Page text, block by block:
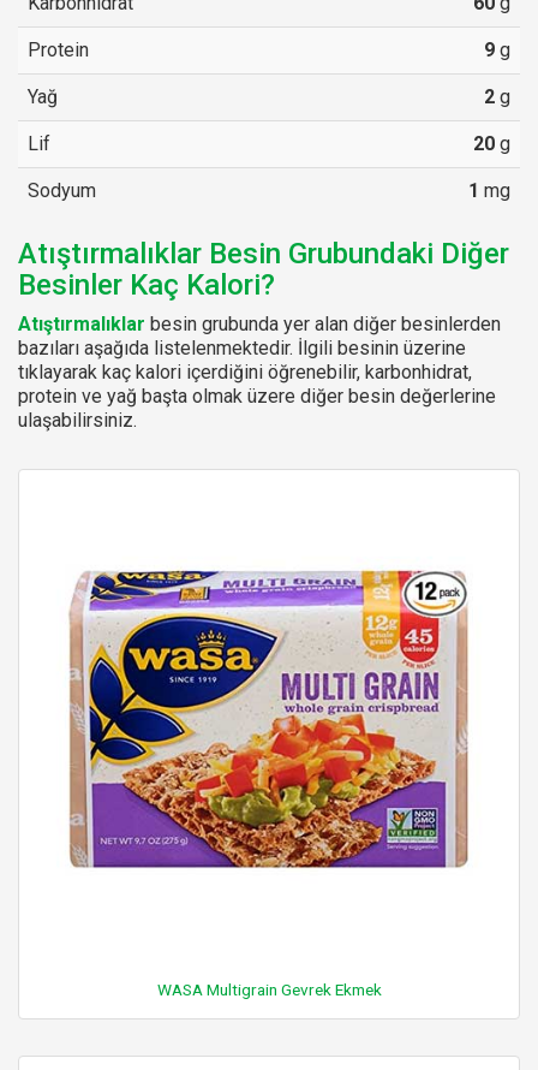
Protein 9 g
Yağ 2 g
Lif 20 g
Sodyum 1 mg
Atıştırmalıklar Besin Grubundaki Diğer
Besinler Kaç Kalori?
Atıştırmalıklar besin grubunda yer alan diğer besinlerden
bazıları aşağıda listelenmektedir. İlgili besinin üzerine
tıklayarak kaç kalori içerdiğini öğrenebilir, karbonhidrat,
protein ve yağ başta olmak üzere diğer besin değerlerine
ulaşabilirsiniz.
WASA Multigrain Gevrek Ekmek